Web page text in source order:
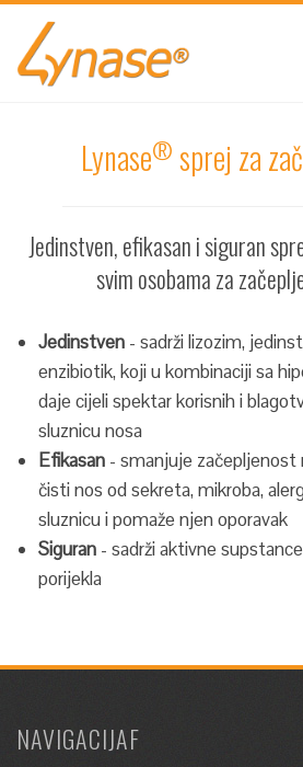
content
Lynase® sprej za
Jedinstven, efikasan i siguran
svim osobama za
Jedinstven - sadrži lizozim,
enzibiotik, koji u kombinaciji sa
daje cijeli spektar korisnih i
sluznicu nosa
Efikasan - smanjuje začepljenost
čisti nos od sekreta, mikroba,
sluznicu i pomaže njen oporavak
Siguran - sadrži aktivne
porijekla
NAVIGACIJAF